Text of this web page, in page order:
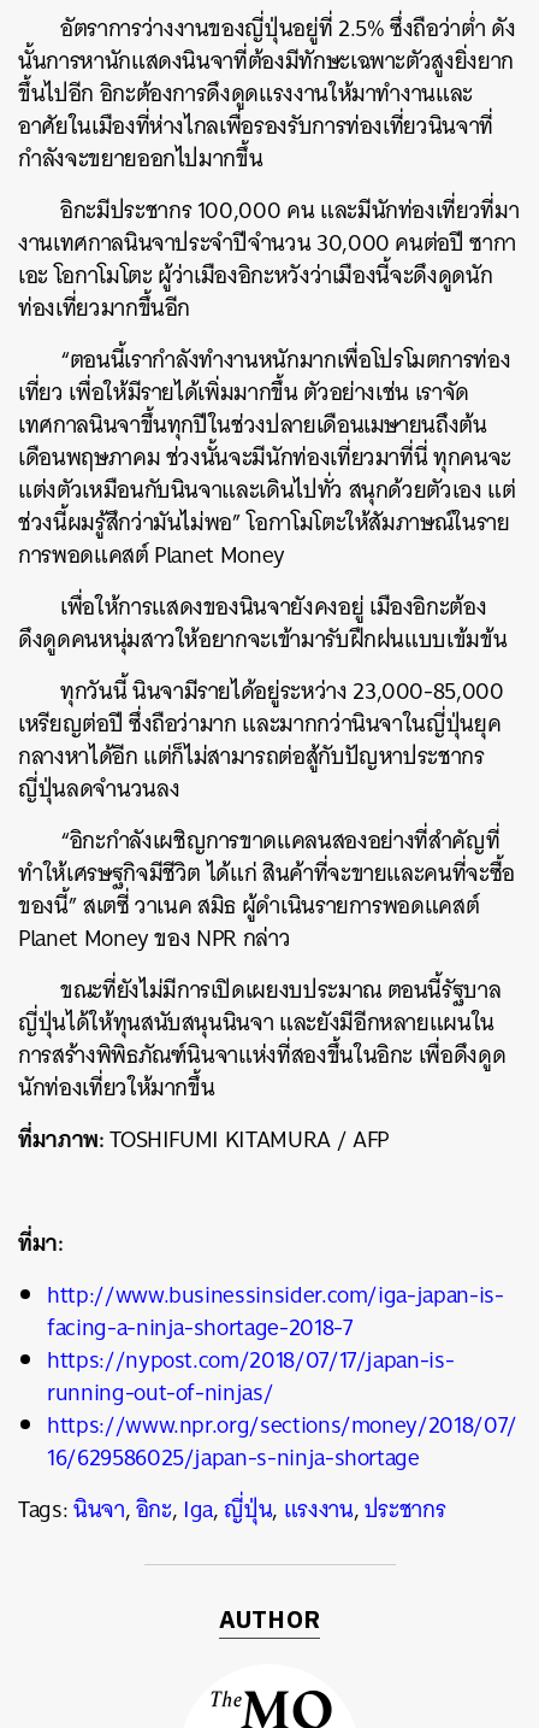
อัตราการว่างงานของญี่ปุ่นอยู่ที่ 2.5% ซึ่งถือว่าต่ำ ดัง
นั้นการหานักแสดงนินจาที่ต้องมีทักษะเฉพาะตัวสูงยิ่งยาก
ขึ้นไปอีก อิกะต้องการดึงดูดแรงงานให้มาทำงานและ
อาศัยในเมืองที่ห่างไกลเพื่อรองรับการท่องเที่ยวนินจาที่
กำลังจะขยายออกไปมากขึ้น
อิกะมีประชากร 100,000 คน และมีนักท่องเที่ยวที่มา
งานเทศกาลนินจาประจำปีจำนวน 30,000 คนต่อปี ซากา
เอะ โอกาโมโตะ ผู้ว่าเมืองอิกะหวังว่าเมืองนี้จะดึงดูดนัก
ท่องเที่ยวมากขึ้นอีก
“ตอนนี้เรากำลังทำงานหนักมากเพื่อโปรโมตการท่อง
เที่ยว เพื่อให้มีรายได้เพิ่มมากขึ้น ตัวอย่างเช่น เราจัด
เทศกาลนินจาขึ้นทุกปีในช่วงปลายเดือนเมษายนถึงต้น
เดือนพฤษภาคม ช่วงนั้นจะมีนักท่องเที่ยวมาที่นี่ ทุกคนจะ
แต่งตัวเหมือนกับนินจาและเดินไปทั่ว สนุกด้วยตัวเอง แต่
ช่วงนี้ผมรู้สึกว่ามันไม่พอ” โอกาโมโตะให้สัมภาษณ์ในราย
การพอดแคสต์ Planet Money
เพื่อให้การแสดงของนินจายังคงอยู่ เมืองอิกะต้อง
ดึงดูดคนหนุ่มสาวให้อยากจะเข้ามารับฝึกฝนแบบเข้มข้น
ทุกวันนี้ นินจามีรายได้อยู่ระหว่าง 23,000-85,000
เหรียญต่อปี ซึ่งถือว่ามาก และมากกว่านินจาในญี่ปุ่นยุค
กลางหาได้อีก แต่ก็ไม่สามารถต่อสู้กับปัญหาประชากร
ญี่ปุ่นลดจำนวนลง
“อิกะกำลังเผชิญการขาดแคลนสองอย่างที่สำคัญที่
ทำให้เศรษฐกิจมีชีวิต ได้แก่ สินค้าที่จะขายและคนที่จะซื้อ
ของนี้” สเตซี่ วาเนค สมิธ ผู้ดำเนินรายการพอดแคสต์
Planet Money ของ NPR กล่าว
ขณะที่ยังไม่มีการเปิดเผยงบประมาณ ตอนนี้รัฐบาล
ญี่ปุ่นได้ให้ทุนสนับสนุนนินจา และยังมีอีกหลายแผนใน
การสร้างพิพิธภัณฑ์นินจาแห่งที่สองขึ้นในอิกะ เพื่อดึงดูด
นักท่องเที่ยวให้มากขึ้น
ที่มาภาพ:TOSHIFUMI KITAMURA / AFP
ที่มา:
http://www.businessinsider.com/iga-japan-is-
facing-a-ninja-shortage-2018-7
https://nypost.com/2018/07/17/japan-is-
running-out-of-ninjas/
https://www.npr.org/sections/money/2018/07/
16/629586025/japan-s-ninja-shortage
Tags:นินจา,อิกะ, Iga,ญี่ปุ่น, แรงงาน,ประชากร
AUTHOR
ค้นหา
SHARE TWEET LINE EMAIL